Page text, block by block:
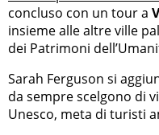
concluso con un tour a
insieme alle altre ville
dei Patrimoni
Sarah Ferguson si
da sempre scelgono di
Unesco, meta di turisti